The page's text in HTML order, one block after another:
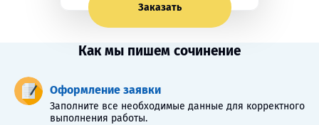
Заказать
Как мы пишем сочинение
Оформление заявки
Заполните все необходимые данные для корректного
выполнения работы.